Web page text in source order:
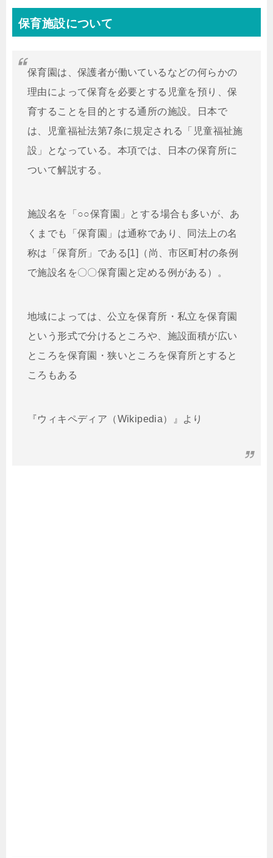
保育施設について
保育園は、保護者が働いているなどの何らかの
理由によって保育を必要とする児童を預り、保
育することを目的とする通所の施設。日本で
は、児童福祉法第7条に規定される「児童福祉施
設」となっている。本項では、日本の保育所に
ついて解説する。
施設名を「○○保育園」とする場合も多いが、あ
くまでも「保育園」は通称であり、同法上の名
称は「保育所」である[1]（尚、市区町村の条例
で施設名を〇〇保育園と定める例がある）。
地域によっては、公立を保育所・私立を保育園
という形式で分けるところや、施設面積が広い
ところを保育園・狭いところを保育所とすると
ころもある
『ウィキペディア（Wikipedia）』より